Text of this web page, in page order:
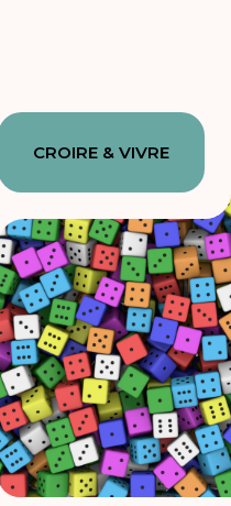
CROIRE & VIVRE